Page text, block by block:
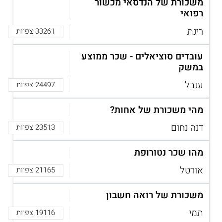
רפואי
רינת
33261 צפיות
עובדים סוציאלים - שכר ממוצע
במשק
ענבל
24497 צפיות
מהי משכורת של אחות?
דנה נחום
23513 צפיות
מהו שכר נטורופת
אורטל
21165 צפיות
משכורת של רואה חשבון
תמי
19116 צפיות